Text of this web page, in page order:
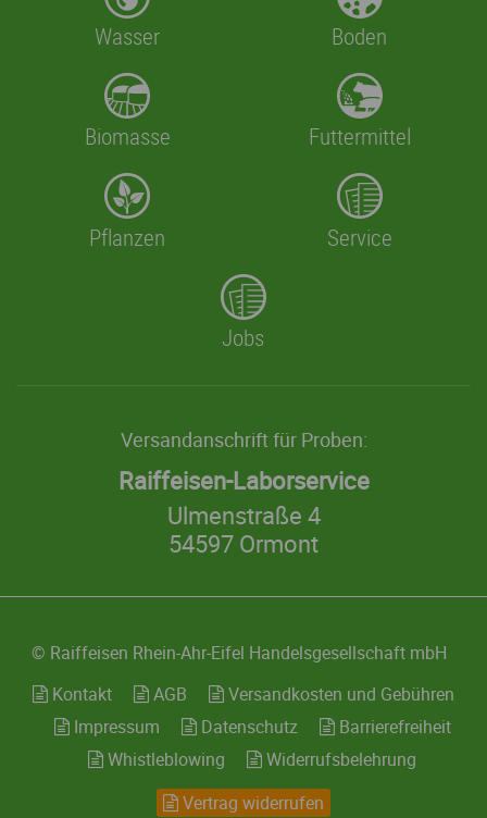
Wasser Boden
Biomasse Futtermittel
Pflanzen Service
Jobs
Versandanschrift für Proben:
Raiffeisen-Laborservice
Ulmenstraße 4
54597 Ormont
© Raiffeisen Rhein-Ahr-Eifel Handelsgesellschaft mbH
Kontakt
AGB
Versandkosten und Gebühren
Impressum
Datenschutz
Barrierefreiheit
Whistleblowing
Widerrufsbelehrung
Vertrag widerrufen